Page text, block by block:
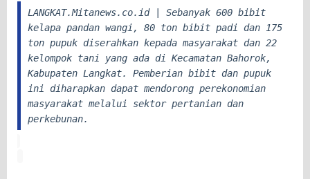
LANGKAT.Mitanews.co.id | Sebanyak 600 bibit
kelapa pandan wangi, 80 ton bibit padi dan 175
ton pupuk diserahkan kepada masyarakat dan 22
kelompok tani yang ada di Kecamatan Bahorok,
Kabupaten Langkat. Pemberian bibit dan pupuk
ini diharapkan dapat mendorong perekonomian
masyarakat melalui sektor pertanian dan
perkebunan.